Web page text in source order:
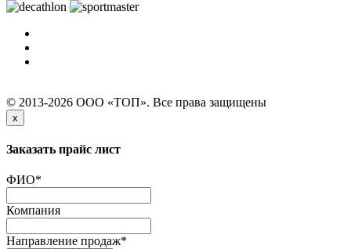
© 2013-2026 ООО «ТОП». Все права защищены
x
Заказать прайс лист
ФИО*
Компания
Направление продаж*